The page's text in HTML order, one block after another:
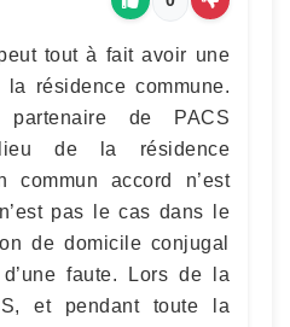
tout à fait avoir une
résidence commune.
de PACS
lieu de la résidence
commun accord n’est
pas le cas dans le
de domicile conjugal
faute. Lors de la
et pendant toute la